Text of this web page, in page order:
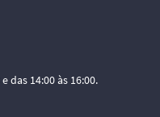
das 14:00 às 16:00.